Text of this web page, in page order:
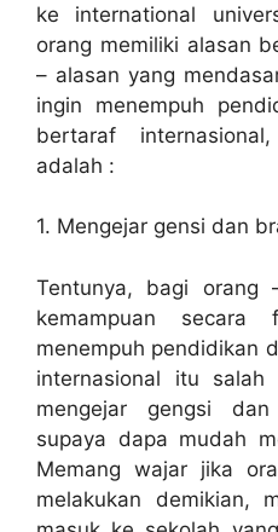
ke international
orang memiliki alasan
– alasan yang
ingin menempuh
bertaraf
adalah :
1. Mengejar gensi dan
Tentunya, bagi orang
kemampuan secara
menempuh pendidikan
internasional itu
mengejar gengsi
supaya dapa mudah
Memang wajar jika
melakukan demikian,